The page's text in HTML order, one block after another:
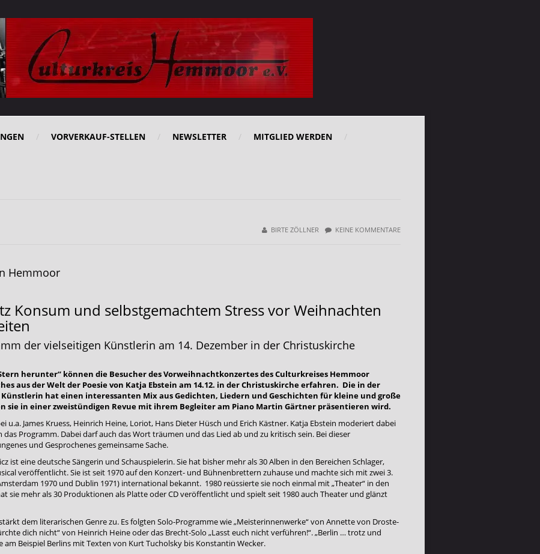
VORVERKAUF-STELLEN NEWSLETTER MITGLIED WERDEN
KEINE KOMMENTARE
BIRTE ZÖLLNER
Hemmoor
Konsum und selbstgemachtem Stress vor Weihnachten
der vielseitigen Künstlerin am 14. Dezember in der Christuskirche
herunter“ können die Besucher des Vorweihnachtkonzertes des Culturkreises Hemmoor
aus der Welt der Poesie von Katja Ebstein am 14.12. in der Christuskirche erfahren. Die in der
hat einen interessanten Mix aus Gedichten, Liedern und Geschichten für kleine und große
sie in einer zweistündigen Revue mit ihrem Begleiter am Piano Martin Gärtner präsentieren wird.
u.a. James Kruess, Heinrich Heine, Loriot, Hans Dieter Hüsch und Erich Kästner. Katja Ebstein moderiert dabei
Programm. Dabei darf auch das Wort träumen und das Lied ab und zu kritisch sein. Bei dieser
und Gesprochenes gemeinsame Sache.
ist eine deutsche Sängerin und Schauspielerin. Sie hat bisher mehr als 30 Alben in den Bereichen Schlager,
veröffentlicht. Sie ist seit 1970 auf den Konzert- und Bühnenbrettern zuhause und machte sich mit zwei 3.
1970 und Dublin 1971) international bekannt. 1980 reüssierte sie noch einmal mit „Theater“ in den
sie mehr als 30 Produktionen als Platte oder CD veröffentlicht und spielt seit 1980 auch Theater und glänzt
dem literarischen Genre zu. Es folgten Solo-Programme wie „Meisterinnenwerke“ von Annette von Droste-
dich nicht“ von Heinrich Heine oder das Brecht-Solo „Lasst euch nicht verführen!“. „Berlin … trotz und
am Beispiel Berlins mit Texten von Kurt Tucholsky bis Konstantin Wecker.